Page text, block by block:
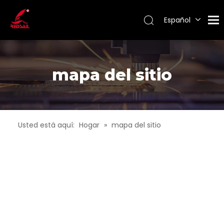
Español
Français
English
mapa del sitio
Usted está aquí: Hogar » mapa del sitio